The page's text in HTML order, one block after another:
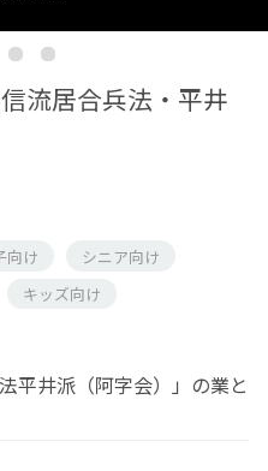
流居合兵法・平井
向け
シニア向け
キッズ向け
平井派（阿字会）」の業と